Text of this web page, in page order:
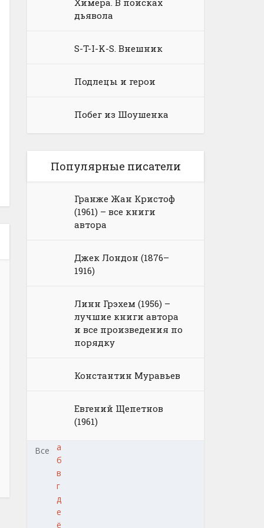
Химера. В поисках
дьявола
S-T-I-K-S. Внешник
Подлецы и герои
Побег из Шоушенка
Популярные писатели
Гранже Жан Кристоф
(1961) – все книги
автора
Джек Лондон (1876–
1916)
Линн Грэхем (1956) –
лучшие книги автора
и все произведения по
порядку
Константин Муравьев
Евгений Щепетнов
(1961)
Все
а
б
в
г
д
е
ё